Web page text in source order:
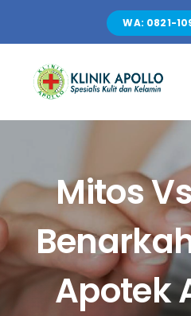
content
WA: 0821-
Mitos
Apotek